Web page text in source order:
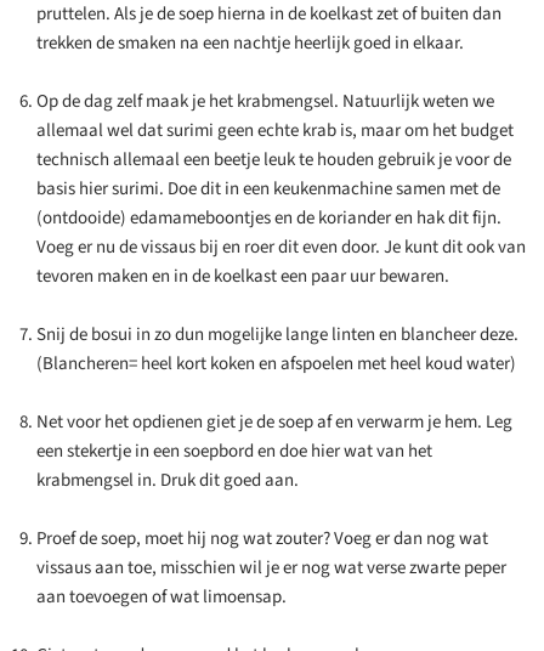
pruttelen. Als je de soep hierna in de koelkast zet of buiten dan
trekken de smaken na een nachtje heerlijk goed in elkaar.
Op de dag zelf maak je het krabmengsel. Natuurlijk weten we
allemaal wel dat surimi geen echte krab is, maar om het budget
technisch allemaal een beetje leuk te houden gebruik je voor de
basis hier surimi. Doe dit in een keukenmachine samen met de
(ontdooide) edamameboontjes en de koriander en hak dit fijn.
Voeg er nu de vissaus bij en roer dit even door. Je kunt dit ook van
tevoren maken en in de koelkast een paar uur bewaren.
Snij de bosui in zo dun mogelijke lange linten en blancheer deze.
(Blancheren= heel kort koken en afspoelen met heel koud water)
Net voor het opdienen giet je de soep af en verwarm je hem. Leg
een stekertje in een soepbord en doe hier wat van het
krabmengsel in. Druk dit goed aan.
Proef de soep, moet hij nog wat zouter? Voeg er dan nog wat
vissaus aan toe, misschien wil je er nog wat verse zwarte peper
aan toevoegen of wat limoensap.